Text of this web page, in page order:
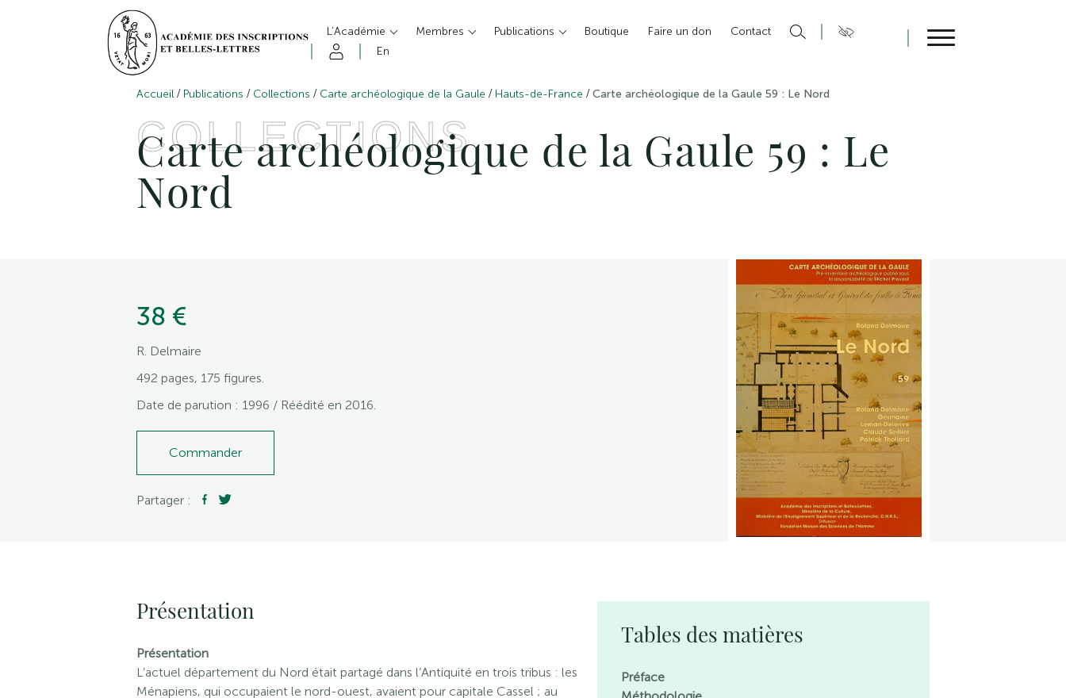
L’Académie Membres Publications Boutique Faire un don
Contact
En
Accueil / Publications / Collections / Carte archéologique de la Gaule / Hauts-de-France /Carte archéologique de la Gaule 59 : Le Nord
COLLECTIONS
Carte archéologique de la Gaule 59 : Le
Nord
38 €
R. Delmaire
492 pages, 175 figures.
Date de parution : 1996 / Réédité en 2016.
Commander
Partager :
Présentation
Présentation
L’actuel département du Nord était partagé dans l’Antiquité en trois tribus : les
Ménapiens, qui occupaient le nord-ouest, avaient pour capitale Cassel ; au
Tables des matières
Préface